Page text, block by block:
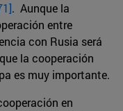
. Aunque la
entre
con Rusia será
la cooperación
es muy importante.
en